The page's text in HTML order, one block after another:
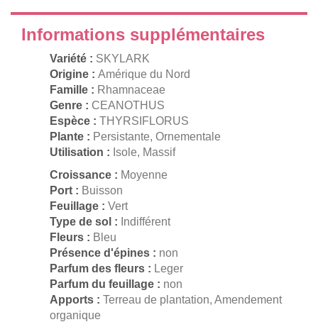
Informations supplémentaires
Variété : SKYLARK
Origine : Amérique du Nord
Famille : Rhamnaceae
Genre : CEANOTHUS
Espèce : THYRSIFLORUS
Plante : Persistante, Ornementale
Utilisation : Isole, Massif
Croissance : Moyenne
Port : Buisson
Feuillage : Vert
Type de sol : Indifférent
Fleurs : Bleu
Présence d'épines : non
Parfum des fleurs : Leger
Parfum du feuillage : non
Apports : Terreau de plantation, Amendement
organique